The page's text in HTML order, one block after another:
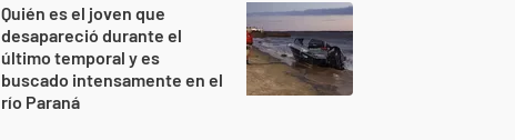
Quién es el joven que
desapareció durante el
último temporal y es
buscado intensamente en el
río Paraná